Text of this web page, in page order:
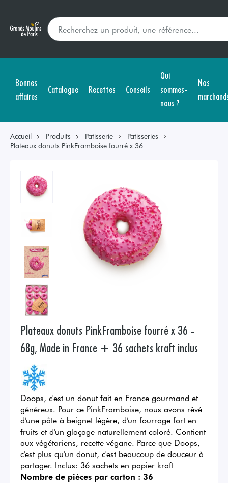
Bonnes
affaires
Catalogue Recettes Conseils
Qui
sommes-
nous ?
Nos
Accueil Produits Patisserie
Patisseries
Plateaux donuts PinkFramboise fourré x 36
Plateaux donuts PinkFramboise fourré x 36 -
68g, Made in France + 36 sachets kraft inclus
Doops, c'est un donut fait en France gourmand et
généreux. Pour ce PinkFramboise, nous avons rêvé
d'une pâte à beignet légère, d'un fourrage fort en
fruits et d'un glaçage naturellement coloré. Contient
aux végétariens, recette végane. Parce que Doops,
c'est plus qu'un donut, c'est beaucoup de douceur à
partager. Inclus: 36 sachets en papier kraft
Nombre de pièces par carton : 36